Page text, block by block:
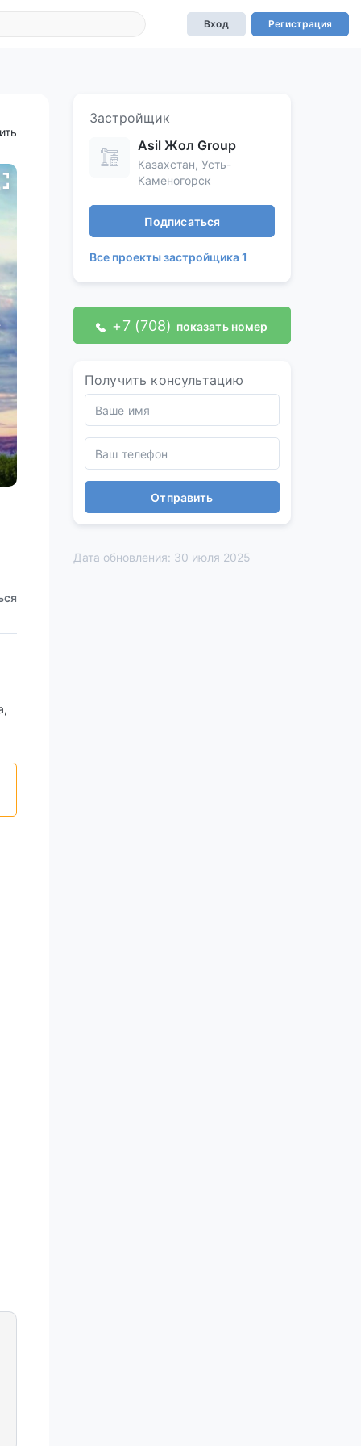
Вход Регистрация
Застройщик
Asil Жол Group
Казахстан, Усть-
Каменогорск
Подписаться
Все проекты застройщика 1
+7 (708) показать номер
Получить консультацию
Отправить
Дата обновления: 30 июля 2025